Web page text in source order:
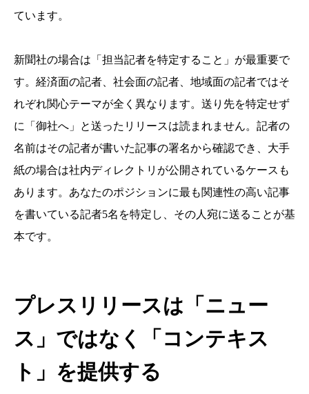
ています。
新聞社の場合は「担当記者を特定すること」が最重要で
す。経済面の記者、社会面の記者、地域面の記者ではそ
れぞれ関心テーマが全く異なります。送り先を特定せず
に「御社へ」と送ったリリースは読まれません。記者の
名前はその記者が書いた記事の署名から確認でき、大手
紙の場合は社内ディレクトリが公開されているケースも
あります。あなたのポジションに最も関連性の高い記事
を書いている記者5名を特定し、その人宛に送ることが基
本です。
プレスリリースは「ニュー
ス」ではなく「コンテキス
ト」を提供する